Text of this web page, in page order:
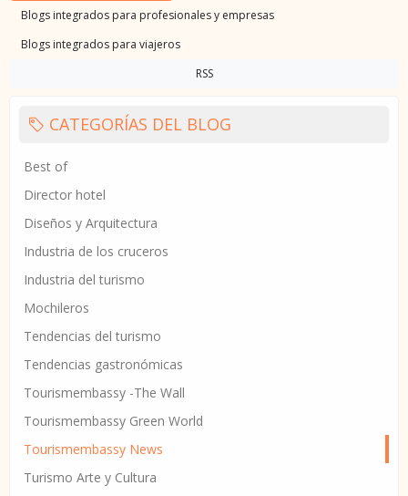
Blogs integrados para profesionales y empresas
Blogs integrados para viajeros
RSS
CATEGORÍAS DEL BLOG
Best of
Director hotel
Diseños y Arquitectura
Industria de los cruceros
Industria del turismo
Mochileros
Tendencias del turismo
Tendencias gastronómicas
Tourismembassy -The Wall
Tourismembassy Green World
Tourismembassy News
Turismo Arte y Cultura